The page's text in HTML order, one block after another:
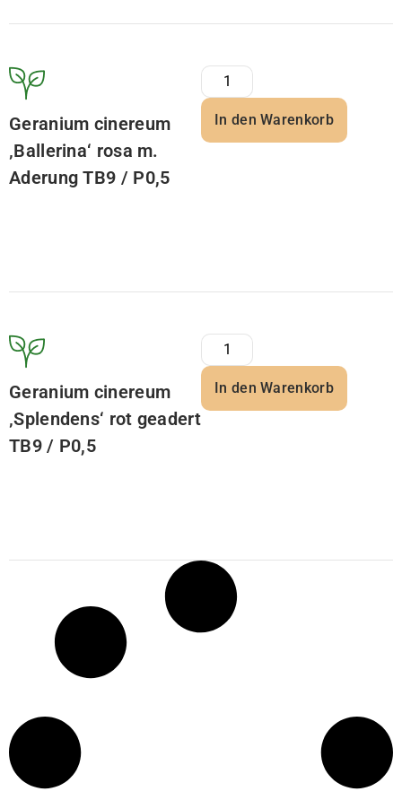
Geranium cinereum
‚Ballerina‘ rosa m.
Aderung TB9 / P0,5
In den Warenkorb
Geranium cinereum
‚Splendens‘ rot geadert
TB9 / P0,5
In den Warenkorb